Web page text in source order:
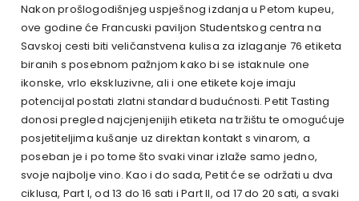
Nakon prošlogodišnjeg uspješnog izdanja u Petom kupeu,
ove godine će Francuski paviljon Studentskog centra na
Savskoj cesti biti veličanstvena kulisa za izlaganje 76 etiketa
biranih s posebnom pažnjom kako bi se istaknule one
ikonske, vrlo ekskluzivne, ali i one etikete koje imaju
potencijal postati zlatni standard budućnosti. Petit Tasting
donosi pregled najcjenjenijih etiketa na tržištu te omogućuje
posjetiteljima kušanje uz direktan kontakt s vinarom, a
poseban je i po tome što svaki vinar izlaže samo jedno,
svoje najbolje vino. Kao i do sada, Petit će se održati u dva
ciklusa, Part I, od 13 do 16 sati i Part II, od 17 do 20 sati, a svaki